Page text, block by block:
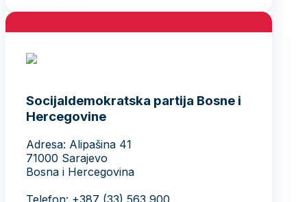
Socijaldemokratska partija Bosne i
Hercegovine
Adresa: Alipašina 41
71000 Sarajevo
Bosna i Hercegovina